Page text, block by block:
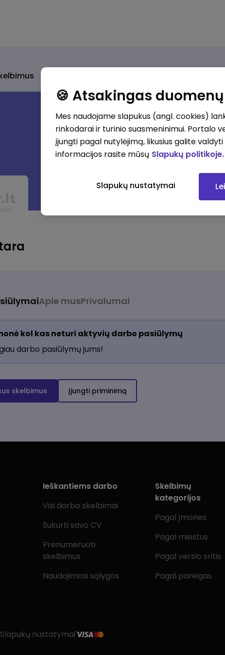
Apie musPrivalumai
kol kas neturi aktyvių darbo pasiūlymų
darbo pasiūlymų jums!
skelbimus Įjungti priminimą
Ieškantiems darbo
Visi darbo skelbimai
Sukurti savo CV
Prenumeruoti
skelbimus
Naudojimosi sąlygos
Skelbimų
kategorijos
Pagal įmones
Pagal miestus
Pagal verslo sritis
Pagal pareigas
Slapukų nustatymai
🍪 Atsakingas
Mes naudojame slapukus (angl. cookies)
rinkodarai ir turinio suasmeninimui. Portalo
įjungti pagal nutylėjimą, likusius galite
informacijos rasite mūsų Slapukų politikoje.
Slapukų nustatymai